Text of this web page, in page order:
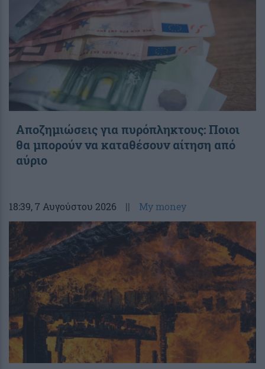
Αποζημιώσεις για πυρόπληκτους: Ποιοι
θα μπορούν να καταθέσουν αίτηση από
αύριο
18:39, 7 Αυγούστου 2026 || My money